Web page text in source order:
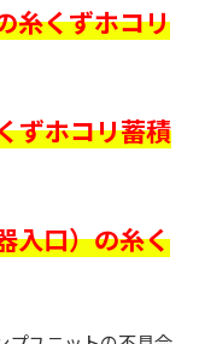
糸くずホコリ
ずホコリ蓄積
入口）の糸く